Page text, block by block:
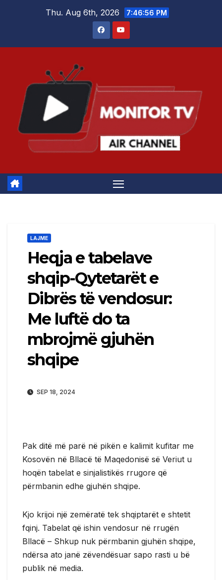
Thu. Aug 6th, 2026 7:46:56 PM
LAJME
Heqja e tabelave
shqip-Qytetarët e
Dibrës të vendosur:
Me luftë do ta
mbrojmë gjuhën
shqipe
SEP 18, 2024
Pak ditë më parë në pikën e kalimit kufitar me
Kosovën në Bllacë të Maqedonisë së Veriut u
hoqën tabelat e sinjalistikës rrugore që
përmbanin edhe gjuhën shqipe.
Kjo krijoi një zemëratë tek shqiptarët e shtetit
fqinj. Tabelat që ishin vendosur në rrugën
Bllacë – Shkup nuk përmbanin gjuhën shqipe,
ndërsa ato janë zëvendësuar sapo rasti u bë
publik në media.